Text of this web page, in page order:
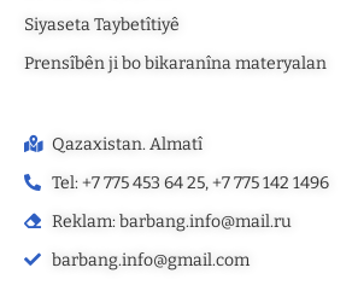
Siyaseta Taybetîtiyê
Prensîbên ji bo bikaranîna materyalan
Qazaxistan. Almatî
Tel: +7 775 453 64 25, +7 775 142 1496‬
Reklam: barbang.info@mail.ru
barbang.info@gmail.com